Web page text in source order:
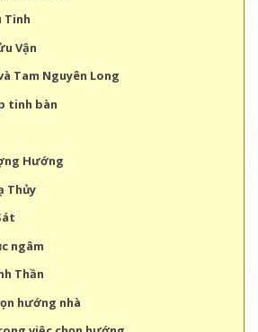
Tinh
Vận
Tam Nguyên Long
tinh bàn
Hướng
Thủy
ngâm
Thần
hướng nhà